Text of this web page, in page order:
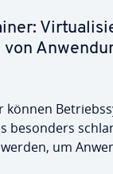
können
besonders
um